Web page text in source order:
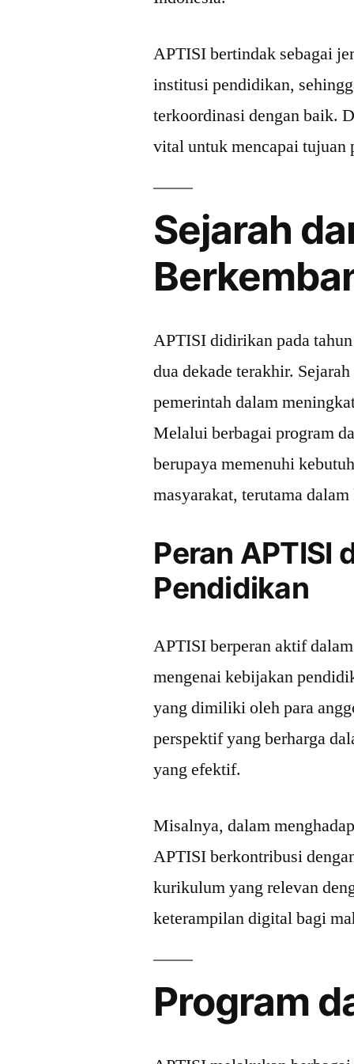
APTISI bertindak sebagai
institusi pendidikan,
terkoordinasi dengan baik.
vital untuk mencapai
Sejarah
APTISI didirikan pada
dua dekade terakhir.
pemerintah dalam
Melalui berbagai program
berupaya memenuhi
masyarakat, terutama
Peran APTISI
Pendidikan
APTISI berperan aktif
mengenai kebijakan
yang dimiliki oleh para
perspektif yang berharga
yang efektif.
Misalnya, dalam
APTISI berkontribusi
kurikulum yang relevan
keterampilan digital bagi
Program